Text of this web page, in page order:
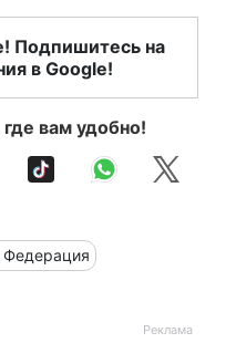
Подпишитесь на
в Google!
вам удобно!
Федерация